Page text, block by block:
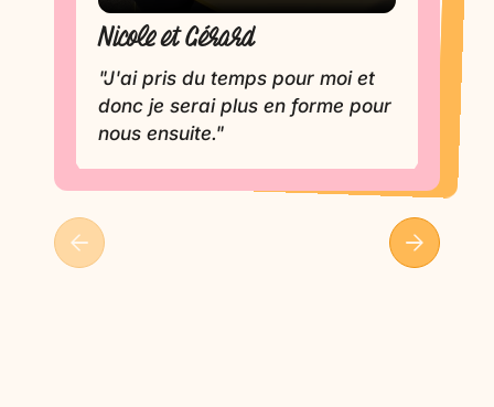
Nicole et Gérard
"J'ai pris du temps pour moi et
donc je serai plus en forme pour
nous ensuite."
Evelyne
"J'apprécie la formule
extrêmement individualisée et
souple."